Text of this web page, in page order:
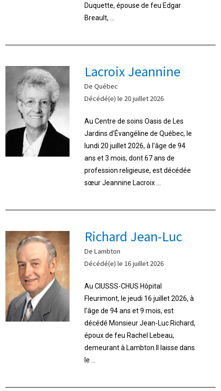
Duquette, épouse de feu Edgar
Breault, ...
Lacroix Jeannine
De Québec
Décédé(e) le 20 juillet 2026
Au Centre de soins Oasis de Les
Jardins d’Évangéline de Québec, le
lundi 20 juillet 2026, à l’âge de 94
ans et 3 mois, dont 67 ans de
profession religieuse, est décédée
sœur Jeannine Lacroix ...
Richard Jean-Luc
De Lambton
Décédé(e) le 16 juillet 2026
Au CIUSSS-CHUS Hôpital
Fleurimont, le jeudi 16 juillet 2026, à
l’âge de 94 ans et 9 mois, est
décédé Monsieur Jean-Luc Richard,
époux de feu Rachel Lebeau,
demeurant à Lambton.Il laisse dans
le ...